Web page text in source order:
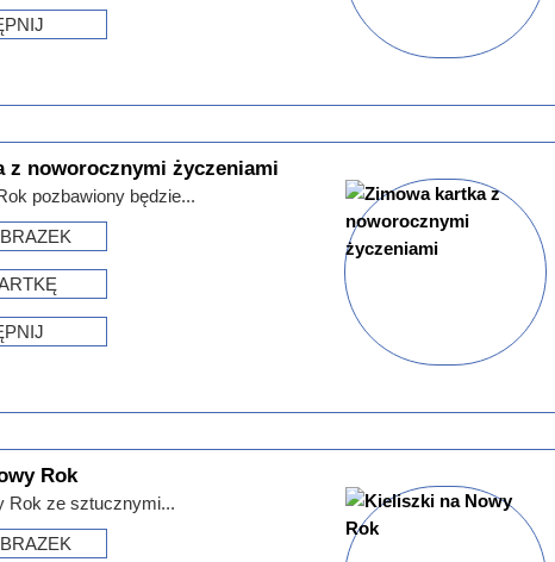
z noworocznymi życzeniami
pozbawiony będzie...
Rok
Rok ze sztucznymi...